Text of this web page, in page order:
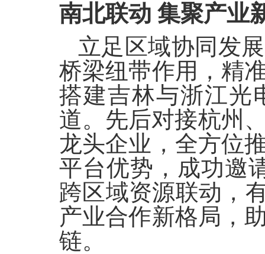
南北联动 集聚产业
立足区域协同发
桥梁纽带作用，精
搭建吉林与浙江光
道。先后对接杭州
龙头企业，全方位
平台优势，成功邀
跨区域资源联动，
产业合作新格局，
链。